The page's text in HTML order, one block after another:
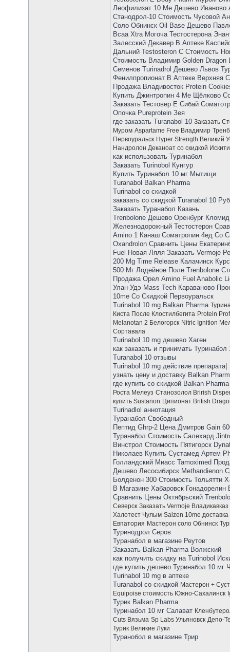
Леофилизат 10 Me Дешево Иваново
Станодрол-10 Стоимость Чусовой
Соло Обнинск Oil Base Дешево
Bcaa Xtra Могоча Тестостерона
Залесский Декавер В Аптеке
Дальний Testosteron C Стоимость
Стоимость Владимир Golden Dragon
Семенов Turinadrol Дешево Львов
Фенилпропионат В Аптеке Верхняя
Продажа Владивосток Protein
Купить Джинтропин 4 Ме Щёлково
Заказать Тестовер Е Сибай
Опочка Pureprotein Зея
где заказать Turanabol 10 Заказать
Муром Aspartame Free Владимир
Первоуральск Hyper Strength Великий
Нандролон Деканоат со скидкой
как использовать Туринабол
Заказать Turinobol Кунгур
Купить Туринабол 10 мг Мытищи
Turanabol Balkan Pharma
Turinabol со скидкой
заказать со скидкой Turanabol 10
Заказать Туранабол Казань
Trenbolone Дешево Оренбург
Железнодорожный Тестостерон
Amino 1 Канаш Cоматропин 4ед Со
Oxandrolon Сравнить Цены
Fuel Новая Ляля Заказать Vermoje
200 Mg Time Release Калачинск
500 Мг Лодейное Поле Trenbolone
Продажа Орел Amino Fuel Anabolic
Улан-Удэ Mass Tech Караваново
10me Со Скидкой Первоуральск
Turinabol 10 mg Balkan Pharma
Киста После Клостилбегита Protein
Melanotan 2 Белогорск Nitric Ignition
Сортавала
Turinabol 10 mg дешево Хаген
как заказать и принимать Туринабол
Turanabol 10 отзывы
Turinabol 10 mg действие препарата|
узнать цену и доставку Balkan
где купить со скидкой Balkan
Роста Мелеуз Станозолол Brirish
купить Sustanon Ципионат British
Turinadlol аннотация
Туранабол Свободный
Пептид Ghrp-2 Цена Дмитров Gain
Туранабол Стоимость Салехард
Винстрол Стоимость Пятигорск
Николаев Купить Сустамед Артем
Голландский Миасс Tamoximed
Дешево Лесосибирск Methandienon
Болденон 300 Стоимость Тольятти
В Магазине Хабаровск
Сравнить Цены Октябрьский
Северск Заказать Vermoje Владикавказ
Халотест Чулым Saizen 10me
Евпатория Мастерон соло Обнинск
Туринодрол Серов
Туранабол в магазине Реутов
Заказать Balkan Pharma Волжский
как получить скидку на Turinobol
где купить дешево Туринабол 10 мг
Turinabol 10 mg в аптеке
Turanabol со скидкой Мастерон +
Equipoise стоимость Южно-Сахалинск
Турик Balkan Pharma
Туринабол 10 мг Салават
Cuts Вязьма Sp Labs Ульяновск Депо-
Турик Великие Луки
Туранобол в магазине Трир